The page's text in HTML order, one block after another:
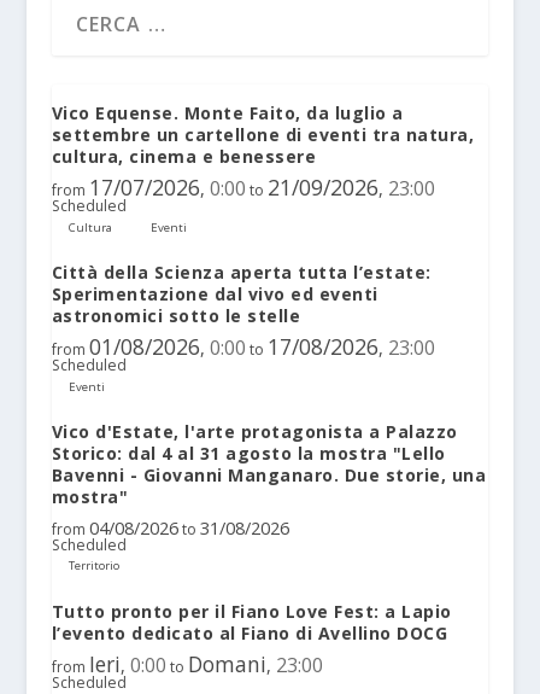
Vico Equense. Monte Faito, da luglio a
settembre un cartellone di eventi tra natura,
cultura, cinema e benessere
from 17/07/2026, 0:00 to 21/09/2026, 23:00
Scheduled
Cultura Eventi
Città della Scienza aperta tutta l’estate:
Sperimentazione dal vivo ed eventi
astronomici sotto le stelle
from 01/08/2026, 0:00 to 17/08/2026, 23:00
Scheduled
Eventi
Vico d'Estate, l'arte protagonista a Palazzo
Storico: dal 4 al 31 agosto la mostra "Lello
Bavenni - Giovanni Manganaro. Due storie, una
mostra"
from 04/08/2026 to 31/08/2026
Scheduled
Territorio
Tutto pronto per il Fiano Love Fest: a Lapio
l’evento dedicato al Fiano di Avellino DOCG
from Ieri, 0:00 to Domani, 23:00
Scheduled